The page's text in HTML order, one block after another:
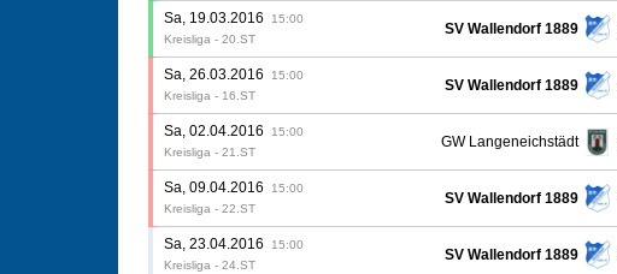
Sa, 19.03.2016
15:00
Kreisliga - 20.ST
SV Wallendorf 1889
Sa, 26.03.2016
15:00
Kreisliga - 16.ST
SV Wallendorf 1889
Sa, 02.04.2016
15:00
Kreisliga - 21.ST
GW Langeneichstädt
Sa, 09.04.2016
15:00
Kreisliga - 22.ST
SV Wallendorf 1889
Sa, 23.04.2016
15:00
Kreisliga - 24.ST
SV Wallendorf 1889